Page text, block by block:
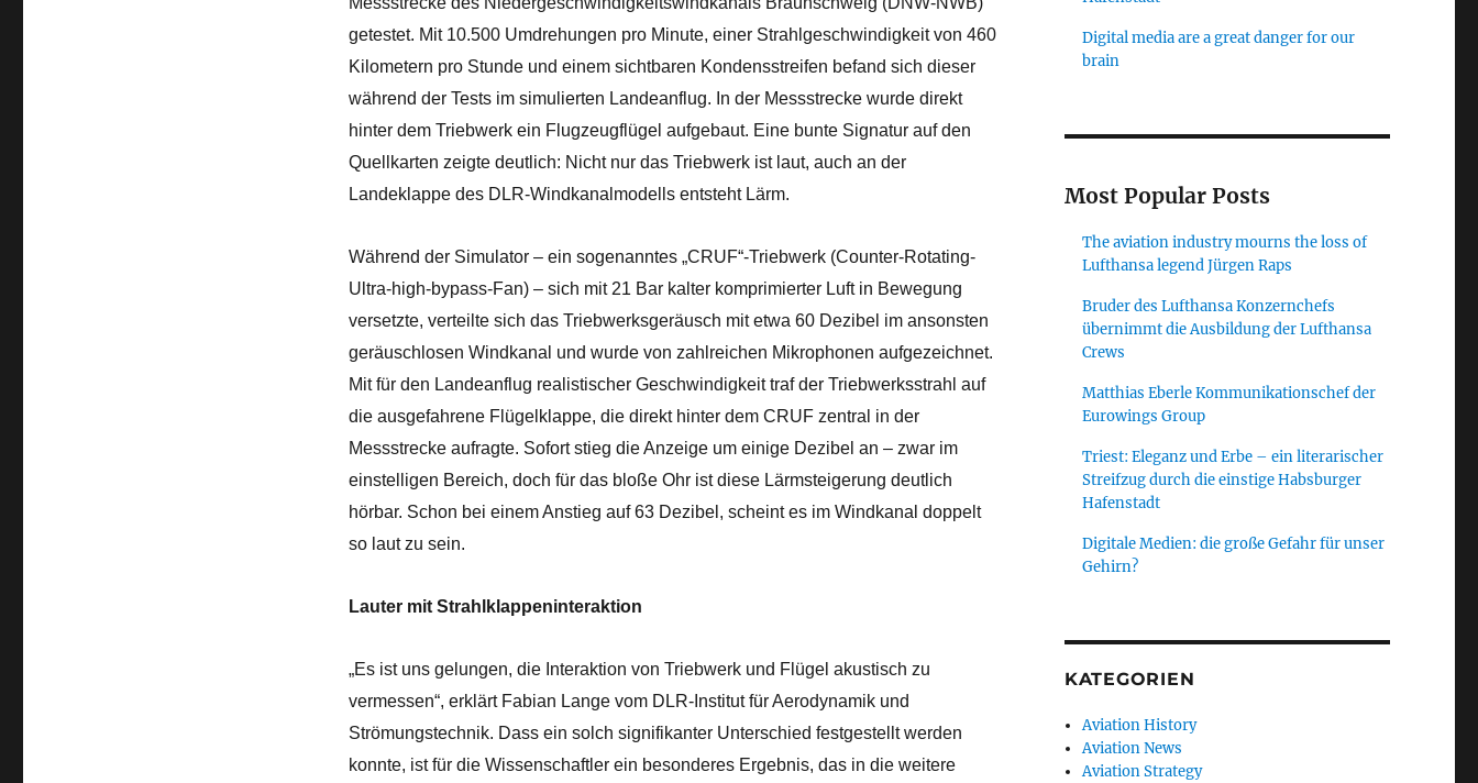
getestet. Mit 10.500 Umdrehungen pro Minute, einer Strahlgeschwindigkeit von 460
Kilometern pro Stunde und einem sichtbaren Kondensstreifen befand sich dieser
während der Tests im simulierten Landeanflug. In der Messstrecke wurde direkt
hinter dem Triebwerk ein Flugzeugflügel aufgebaut. Eine bunte Signatur auf den
Quellkarten zeigte deutlich: Nicht nur das Triebwerk ist laut, auch an der
Landeklappe des DLR-Windkanalmodells entsteht Lärm.
Während der Simulator – ein sogenanntes „CRUF“-Triebwerk (Counter-Rotating-
Ultra-high-bypass-Fan) – sich mit 21 Bar kalter komprimierter Luft in Bewegung
versetzte, verteilte sich das Triebwerksgeräusch mit etwa 60 Dezibel im ansonsten
geräuschlosen Windkanal und wurde von zahlreichen Mikrophonen aufgezeichnet.
Mit für den Landeanflug realistischer Geschwindigkeit traf der Triebwerksstrahl auf
die ausgefahrene Flügelklappe, die direkt hinter dem CRUF zentral in der
Messstrecke aufragte. Sofort stieg die Anzeige um einige Dezibel an – zwar im
einstelligen Bereich, doch für das bloße Ohr ist diese Lärmsteigerung deutlich
hörbar. Schon bei einem Anstieg auf 63 Dezibel, scheint es im Windkanal doppelt
so laut zu sein.
Lauter mit Strahlklappeninteraktion
„Es ist uns gelungen, die Interaktion von Triebwerk und Flügel akustisch zu
vermessen“, erklärt Fabian Lange vom DLR-Institut für Aerodynamik und
Strömungstechnik. Dass ein solch signifikanter Unterschied festgestellt werden
konnte, ist für die Wissenschaftler ein besonderes Ergebnis, das in die weitere
Digital media are a great danger for our
brain
Most Popular Posts
The aviation industry mourns the loss of
Lufthansa legend Jürgen Raps
Bruder des Lufthansa Konzernchefs
übernimmt die Ausbildung der Lufthansa
Crews
Matthias Eberle Kommunikationschef der
Eurowings Group
Triest: Eleganz und Erbe – ein literarischer
Streifzug durch die einstige Habsburger
Hafenstadt
Digitale Medien: die große Gefahr für unser
Gehirn?
KATEGORIEN
Aviation History
Aviation News
Aviation Strategy